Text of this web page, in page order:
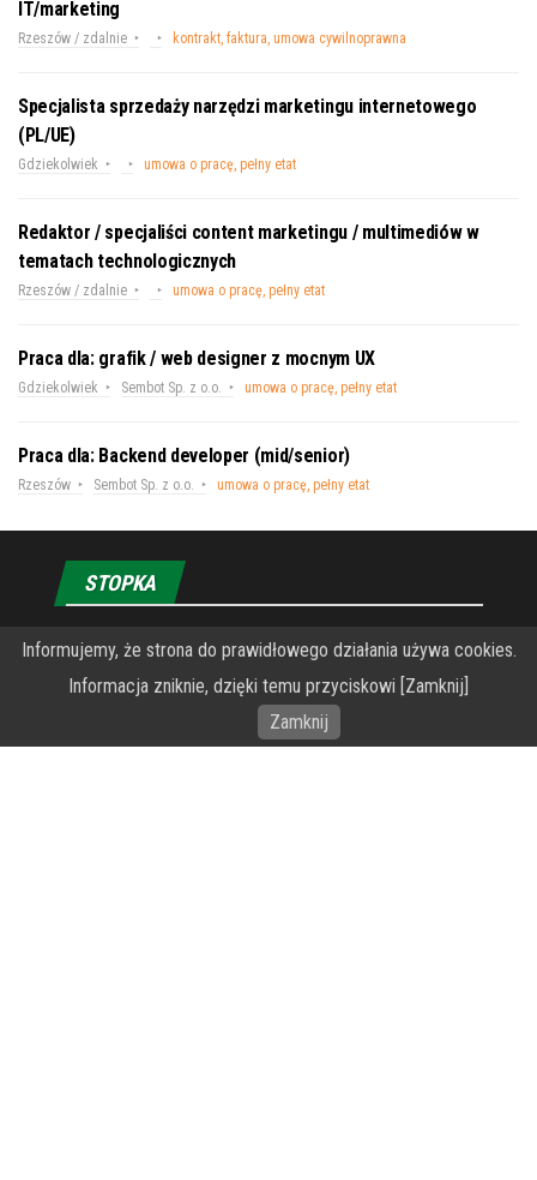
IT/marketing
Rzeszów / zdalnie kontrakt, faktura, umowa cywilnoprawna
Specjalista sprzedaży narzędzi marketingu internetowego
(PL/UE)
Gdziekolwiek umowa o pracę, pełny etat
Redaktor / specjaliści content marketingu / multimediów w
tematach technologicznych
Rzeszów / zdalnie umowa o pracę, pełny etat
Praca dla: grafik / web designer z mocnym UX
Gdziekolwiek Sembot Sp. z o.o. umowa o pracę, pełny etat
Praca dla: Backend developer (mid/senior)
Rzeszów Sembot Sp. z o.o. umowa o pracę, pełny etat
STOPKA
O Fundacji PRZEkarpacie
Wykonanie portalu – specjaliści stron www WordPress
Informujemy, że strona do prawidłowego działania używa cookies.
Informacja zniknie, dzięki temu przyciskowi [Zamknij]
Zamknij